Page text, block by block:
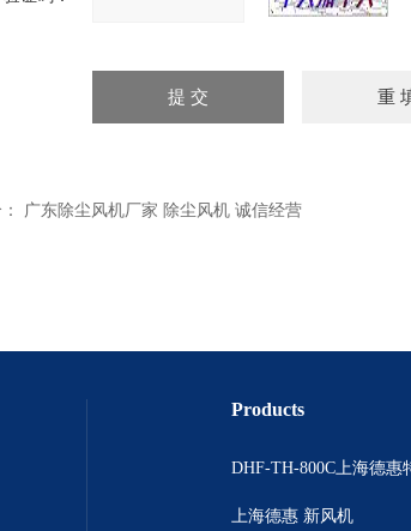
广东除尘风机厂家 除尘风机 诚信经营
Products
上海德惠 新风机